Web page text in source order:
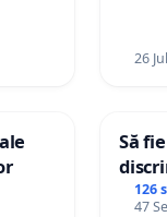
26
Să
126
47